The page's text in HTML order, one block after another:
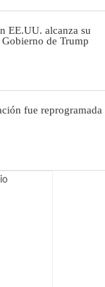
EE.UU. alcanza su
de Trump
fue reprogramada